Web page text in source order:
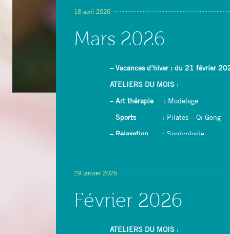
18 avril 2026
Mars 2026
– Vacances d’hiver : du 21 février
ATELIERS DU MOIS :
– Art thérapie : Modelage
– Sports
: Pilates – Qi Gong
– Relaxation : Sophrologie
– Yoga du rire
29 janvier 2026
Février 2026
ATELIERS DU MOIS :